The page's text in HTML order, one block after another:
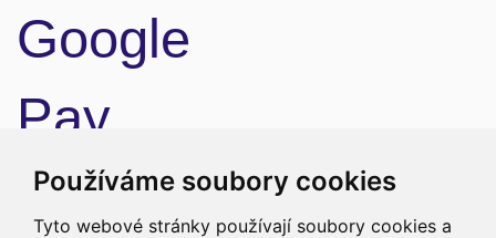
Používáme soubory cookies
Tyto webové stránky používají soubory cookies a
Doprava